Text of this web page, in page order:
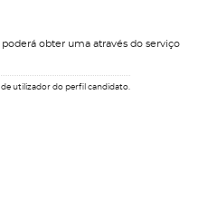
obter uma através do serviço
utilizador do perfil candidato.